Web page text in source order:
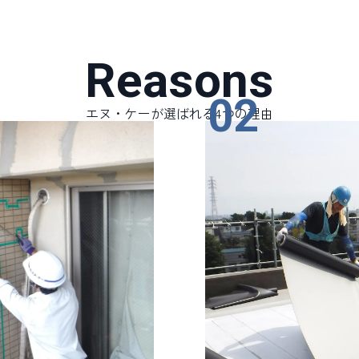
Reasons
エヌ・ケーが選ばれる4つの理由
02